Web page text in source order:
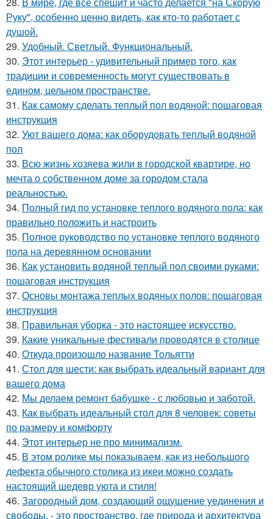
Руку", особенно ценно видеть, как кто-то работает с
душой.
29. Удобный. Светлый. Функциональный.
30. Этот интерьер - удивительный пример того, как
традиции и современность могут существовать в
едином, цельном пространстве.
31. Как самому сделать теплый пол водяной: пошаговая
инструкция
32. Уют вашего дома: как оборудовать теплый водяной
пол
33. Всю жизнь хозяева жили в городской квартире, но
мечта о собственном доме за городом стала
реальностью.
34. Полный гид по установке теплого водяного пола: как
правильно положить и настроить
35. Полное руководство по установке теплого водяного
пола на деревянном основании
36. Как установить водяной теплый пол своими руками:
пошаговая инструкция
37. Основы монтажа теплых водяных полов: пошаговая
инструкция
38. Правильная уборка - это настоящее искусство.
39. Какие уникальные фестивали проводятся в столице
40. Откуда произошло название Тольятти
41. Стол для шести: как выбрать идеальный вариант для
вашего дома
42. Мы делаем ремонт бабушке - с любовью и заботой.
43. Как выбрать идеальный стол для 8 человек: советы
по размеру и комфорту
44. Этот интерьер не про минимализм.
45. В этом ролике мы показываем, как из небольшого
дефекта обычного столика из икеи можно создать
настоящий шедевр уюта и стиля!
46. Загородный дом, создающий ощущение уединения и
свободы, - это пространство, где природа и архитектура